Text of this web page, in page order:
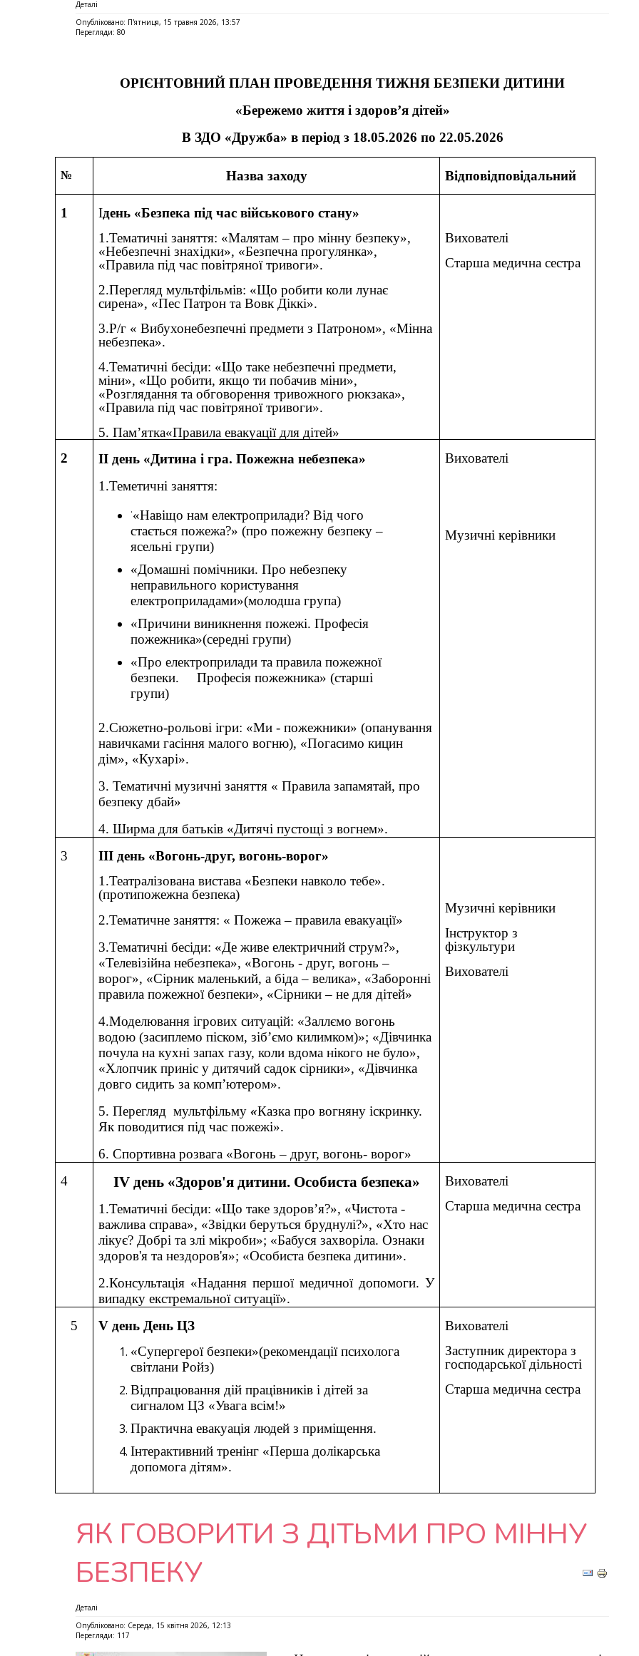
Деталі
Опубліковано: П'ятниця, 15 травня 2026, 13:57
Перегляди: 80
ОРІЄНТОВНИЙ ПЛАН ПРОВЕДЕННЯ ТИЖНЯ БЕЗПЕКИ ДИТИНИ
«Бережемо життя і здоров’я дітей»
В ЗДО «Дружба» в період з 18.05.2026 по 22.05.2026
№ Назва заходу Відповідповідальний
1 Iдень «Безпека під час військового стану»
1.Тематичні заняття: «Малятам – про мінну безпеку»,
«Небезпечні знахідки», «Безпечна прогулянка»,
«Правила під час повітряної тривоги».
2.Перегляд мультфільмів: «Що робити коли лунає
сирена», «Пес Патрон та Вовк Діккі».
3.Р/г « Вибухонебезпечні предмети з Патроном», «Мінна
небезпека».
4.Тематичні бесіди: «Що таке небезпечні предмети,
міни», «Що робити, якщо ти побачив міни»,
«Розглядання та обговорення тривожного рюкзака»,
«Правила під час повітряної тривоги».
5. Пам’ятка«Правила евакуації для дітей»
Вихователі
Старша медична сестра
2 II день «Дитина і гра. Пожежна небезпека»
1.Теметичні заняття:
·«Навіщо нам електроприлади? Від чого
стається пожежа?» (про пожежну безпеку –
ясельні групи)
«Домашні помічники. Про небезпеку
неправильного користування
електроприладами»(молодша група)
«Причини виникнення пожежі. Професія
пожежника»(середні групи)
«Про електроприлади та правила пожежної
безпеки. Професія пожежника» (старші
групи)
2.Сюжетно-рольові ігри: «Ми - пожежники» (опанування
навичками гасіння малого вогню), «Погасимо кицин
дім», «Кухарі».
3. Тематичні музичні заняття « Правила запамятай, про
безпеку дбай»
4. Ширма для батьків «Дитячі пустощі з вогнем».
Вихователі
Музичні керівники
3 III день «Вогонь-друг, вогонь-ворог»
1.Театралізована вистава «Безпеки навколо тебе».
(протипожежна безпека)
2.Тематичне заняття: « Пожежа – правила евакуації»
3.Тематичні бесіди: «Де живе електричний струм?»,
«Телевізійна небезпека», «Вогонь - друг, вогонь –
ворог», «Сірник маленький, а біда – велика», «Заборонні
правила пожежної безпеки», «Сірники – не для дітей»
4.Моделювання ігрових ситуацій: «Заллємо вогонь
водою (засиплемо піском, зіб’ємо килимком)»; «Дівчинка
почула на кухні запах газу, коли вдома нікого не було»,
«Хлопчик приніс у дитячий садок сірники», «Дівчинка
довго сидить за комп’ютером».
5. Перегляд мультфільму «Казка про вогняну іскринку.
Як поводитися під час пожежі».
6. Спортивна розвага «Вогонь – друг, вогонь- ворог»
Музичні керівники
Інструктор з
фізкультури
Вихователі
4 IV день «Здоров'я дитини. Особиста безпека»
1.Тематичні бесіди: «Що таке здоров’я?», «Чистота -
важлива справа», «Звідки беруться бруднулі?», «Хто нас
лікує? Добрі та злі мікроби»; «Бабуся захворіла. Ознаки
здоров'я та нездоров'я»; «Особиста безпека дитини».
2.Консультація «Надання першої медичної допомоги. У
випадку екстремальної ситуації».
Вихователі
Старша медична сестра
5 V день День ЦЗ
«Супергерої безпеки»(рекомендації психолога
світлани Ройз)
Відпрацювання дій працівників і дітей за
сигналом ЦЗ «Увага всім!»
Практична евакуація людей з приміщення.
Інтерактивний тренінг «Перша долікарська
допомога дітям».
Вихователі
Заступник директора з
господарської дільності
Старша медична сестра
ЯК ГОВОРИТИ З ДІТЬМИ ПРО МІННУ
БЕЗПЕКУ
Деталі
Опубліковано: Середа, 15 квітня 2026, 12:13
Перегляди: 117